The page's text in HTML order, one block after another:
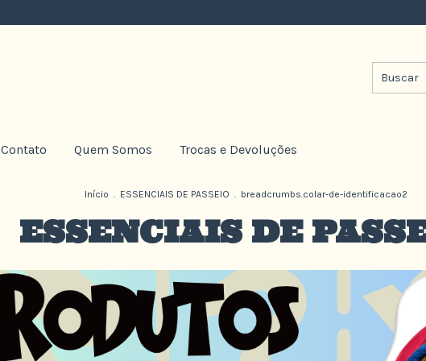
Contato Quem Somos Trocas e Devoluções
Início . ESSENCIAIS DE PASSEIO . breadcrumbs.colar-de-identificacao2
ESSENCIAIS DE